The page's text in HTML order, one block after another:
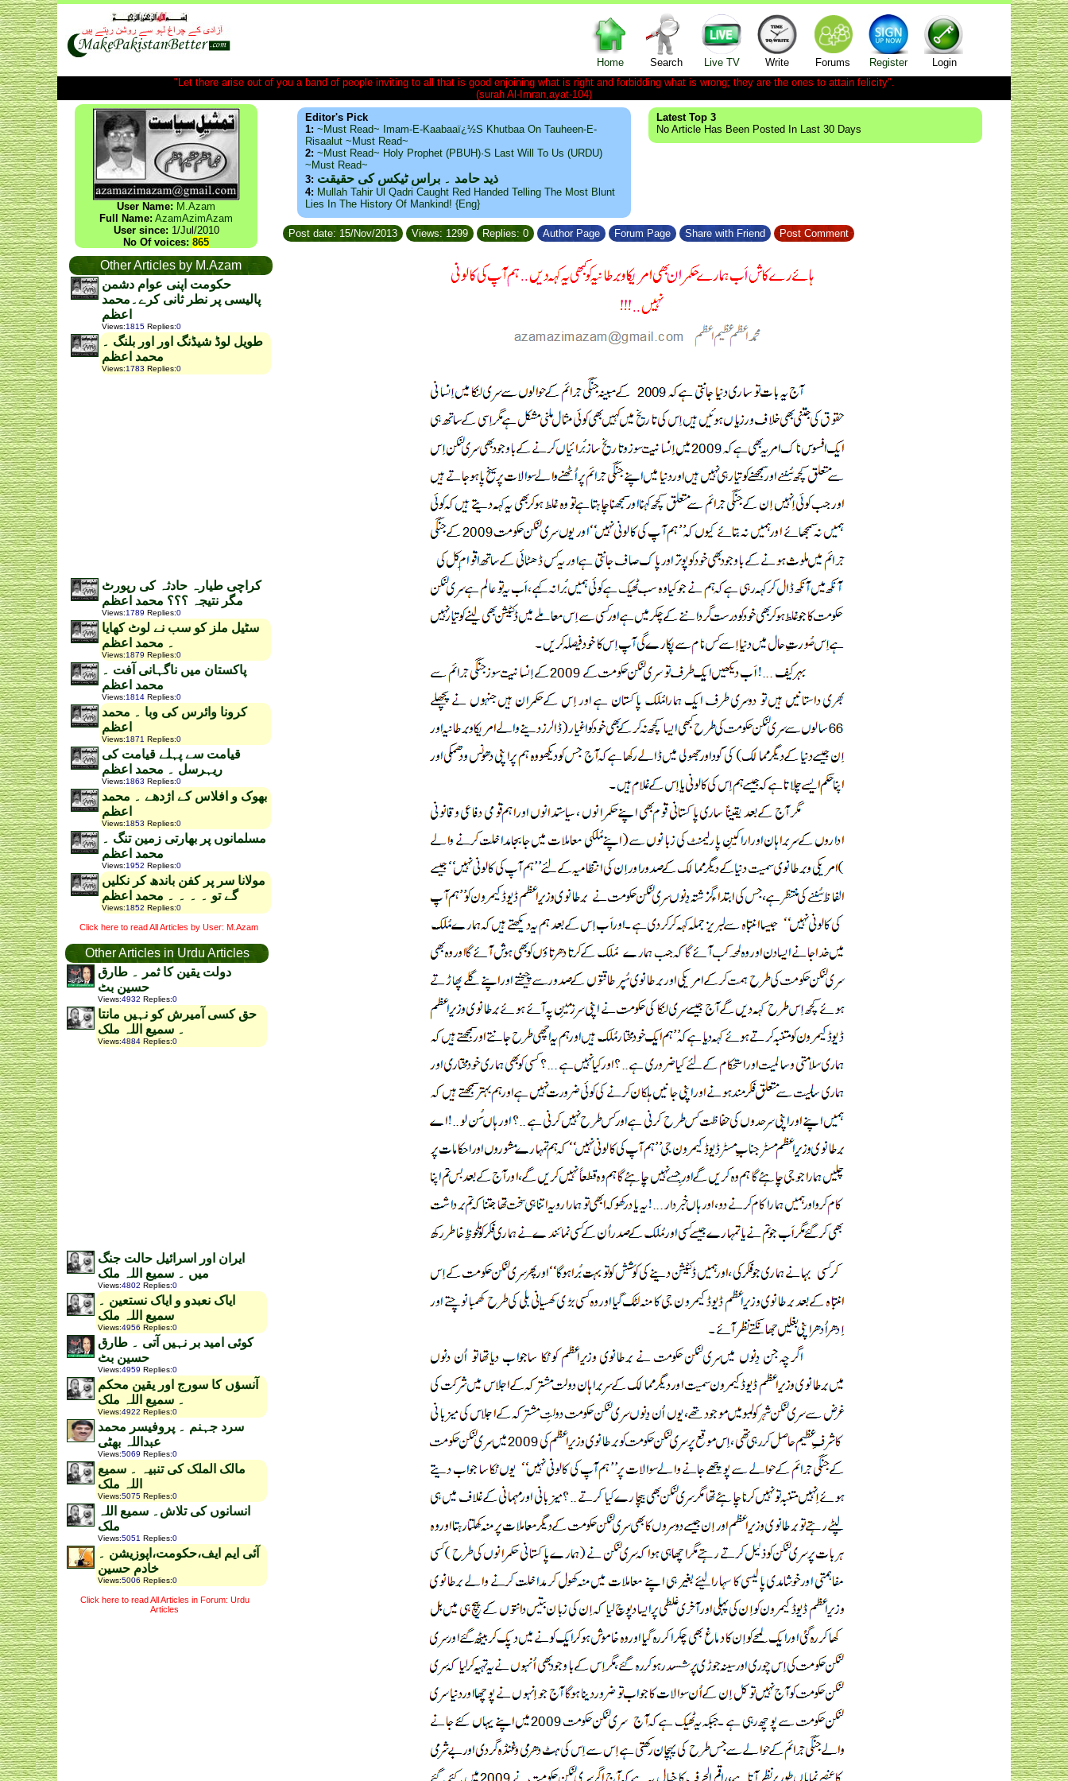
Home Search Live TV Write Forums Register
Login
"Let there arise out of you a band of people inviting to all that is good enjoining what is right and forbidding what is wrong; they are the ones to attain felicity".
(surah Al-Imran,ayat-104)
User Name: M.Azam
Full Name: AzamAzimAzam
User since: 1/Jul/2010
No Of voices: 865
Other Articles by M.Azam
حکومت اپنی عوام دشمن
پالیسی پر نطر ثانی کرے۔محمد
اعظم
Views:1815 Replies:0
طویل لوڈ شیڈنگ اور اور بلنگ ۔
محمد اعظم
Views:1783 Replies:0
کراچی طیارہ حادثہ کی رپورٹ
مگر نتیجہ ؟؟؟ محمد اعظم
Views:1789 Replies:0
سٹیل ملز کو سب نے لوٹ کھایا
۔ محمد اعظم
Views:1879 Replies:0
پاکستان میں ناگہانی آفت ۔
محمد اعظم
Views:1814 Replies:0
کرونا وائرس کی وبا ۔ محمد
اعظم
Views:1871 Replies:0
قیامت سے پہلے قیامت کی
ریہرسل ۔ محمد اعظم
Views:1863 Replies:0
بھوک و افلاس کے اژدھے ۔ محمد
اعظم
Views:1853 Replies:0
مسلمانوں پر بھارتی زمین تنگ ۔
محمد اعظم
Views:1952 Replies:0
مولانا سر پر کفن باندھ کر نکلیں
گے تو ۔ ۔ ۔ ۔ محمد اعظم
Views:1852 Replies:0
Click here to read All Articles by User: M.Azam
Other Articles in Urdu Articles
دولت یقین کا ثمر ۔ طارق
حسین بٹ
Views:4932 Replies:0
حق کسی آمیرش کو نہیں مانتا
۔ سمیع اللہ ملک
Views:4884 Replies:0
ایران اور اسرائیل حالت جنگ
میں ۔ سمیع اللہ ملک
Views:4802 Replies:0
ایاک نعبدو و ایاک نستعین ۔
سمیع اللہ ملک
Views:4956 Replies:0
کوئی امید بر نہیں آتی ۔ طارق
حسین بٹ
Views:4959 Replies:0
آنسؤں کا سورج اور یقین محکم
۔ سمیع اللہ ملک
Views:4922 Replies:0
سرد جہنم ۔ پروفیسر محمد
عبداللہ بھٹی
Views:5069 Replies:0
مالک الملک کی تنبیہ ۔ سمیع
اللہ ملک
Views:5075 Replies:0
انسانوں کی تلاش۔ سمیع اللہ
ملک
Views:5051 Replies:0
آئی ایم ایف،حکومت،اپوزیشن ۔
خادم حسین
Views:5006 Replies:0
Click here to read All Articles in Forum: Urdu
Articles
Editor's Pick
1: ~Must Read~ Imam-E-Kaabaaï¿½s Khutbaa On Tauheen-E-
Risaalut ~Must Read~
2: ~Must Read~ Holy Prophet (PBUH)·s Last Will To Us (URDU)
~Must Read~
3: ذید حامد ۔ براس ٹیکس کی حقیقت
4: Mullah Tahir Ul Qadri Caught Red Handed Telling The Most Blunt
Lies In The History Of Mankind! {Eng}
Latest Top 3
No Article Has Been Posted In Last 30 Days
Post date: 15/Nov/2013 Views: 1299 Replies: 0 Author Page Forum Page Share with Friend Post Comment